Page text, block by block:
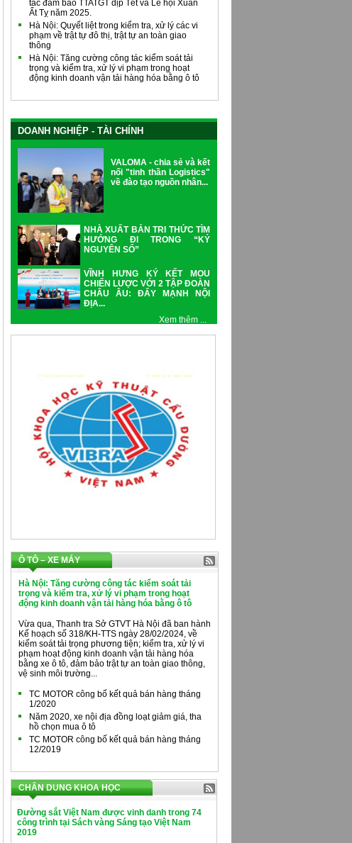
tác đảm bảo TTATGT dịp Tết và Lễ hội Xuân
Ất Tỵ năm 2025.
Hà Nội: Quyết liệt trong kiểm tra, xử lý các vi
phạm về trật tự đô thị, trật tự an toàn giao
thông
Hà Nội: Tăng cường công tác kiểm soát tải
trọng và kiểm tra, xử lý vi phạm trong hoạt
động kinh doanh vận tải hàng hóa bằng ô tô
DOANH NGHIỆP - TÀI CHÍNH
VALOMA - chia sẻ và kết
nối "tinh thần Logistics"
về đào tạo nguồn nhân...
NHÀ XUẤT BẢN TRI THỨC TÌM
HƯỚNG ĐI TRONG “KỶ
NGUYÊN SỐ”
VĨNH HƯNG KÝ KẾT MOU
CHIẾN LƯỢC VỚI 2 TẬP ĐOÀN
CHÂU ÂU: ĐẨY MẠNH NỘI
ĐỊA...
Xem thêm ...
Ô TÔ – XE MÁY
Hà Nội: Tăng cường công tác kiểm soát tải
trọng và kiểm tra, xử lý vi phạm trong hoạt
động kinh doanh vận tải hàng hóa bằng ô tô
Vừa qua, Thanh tra Sở GTVT Hà Nội đã ban hành
Kế hoạch số 318/KH-TTS ngày 28/02/2024, về
kiểm soát tải trọng phương tiện; kiểm tra, xử lý vi
phạm hoạt động kinh doanh vận tải hàng hóa
bằng xe ô tô, đảm bảo trật tự an toàn giao thông,
vệ sinh môi trường...
TC MOTOR công bố kết quả bán hàng tháng
1/2020
Năm 2020, xe nội địa đồng loạt giảm giá, tha
hồ chọn mua ô tô
TC MOTOR công bố kết quả bán hàng tháng
12/2019
CHÂN DUNG KHOA HỌC
Đường sắt Việt Nam được vinh danh trong 74
công trình tại Sách vàng Sáng tạo Việt Nam
2019